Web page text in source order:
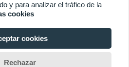
Política de privacidad
y para analizar el tráfico de la
cookies
cookies
Rechazar